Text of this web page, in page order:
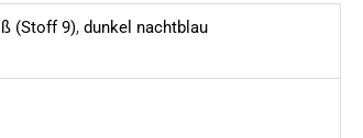
(Stoff 9), dunkel nachtblau